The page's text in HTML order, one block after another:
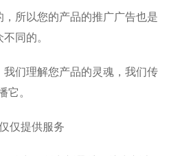
所以您的产品的推广广告也是
不同的。
们理解您产品的灵魂，我们传
它。
仅提供服务